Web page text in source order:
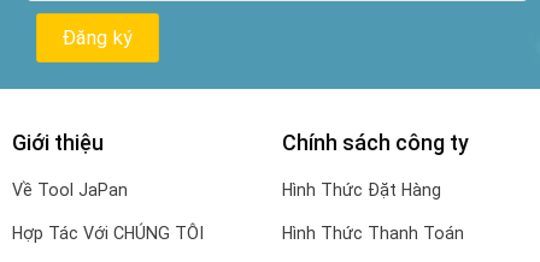
Giới thiệu
Về Tool JaPan
Hợp Tác Với CHÚNG TÔI
Chính sách công ty
Hình Thức Đặt Hàng
Hình Thức Thanh Toán